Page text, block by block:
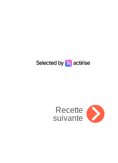
Recette
suivante